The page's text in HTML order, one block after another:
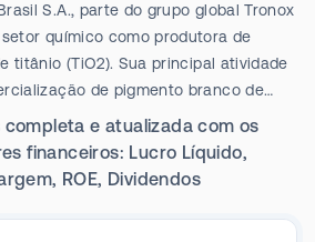
S.A., parte do grupo global Tronox
setor químico como produtora de
titânio (TiO2). Sua principal atividade
de pigmento branco de
utilizando ilmenita como matéria-
opera uma fábrica em
escritório comercial em São Paulo que
sua mina de ilmenita na Paraíba em
e atualizada com os
financeiros: Lucro Líquido,
ROE, Dividendos